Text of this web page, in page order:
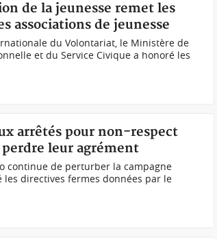
de la jeunesse remet les
associations de jeunesse
du Volontariat, le Ministère de
et du Service Civique a honoré les
arrêtés pour non-respect
leur agrément
continue de perturber la campagne
directives fermes données par le